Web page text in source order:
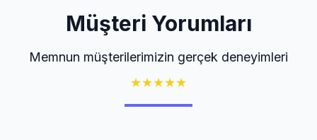
Müşteri Yorumları
Memnun müşterilerimizin gerçek deneyimleri
★★★★★